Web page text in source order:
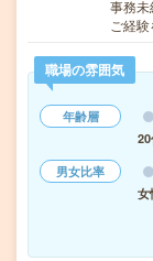
事務
ご経
職場の雰囲気
年齢層
男女比率
女